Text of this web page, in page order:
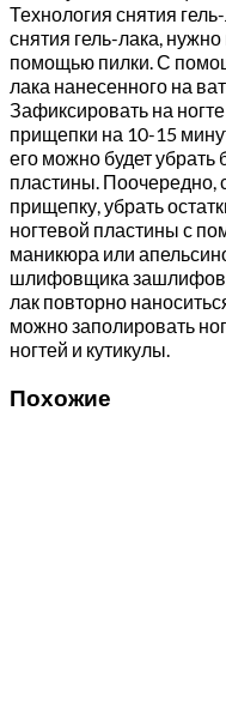
Технология снятия
снятия гель-лака,
помощью пилки. С
лака нанесенного на
Зафиксировать на
прищепки на 10-15
его можно будет убрать
пластины. Поочередно,
прищепку, убрать
ногтевой пластины с
маникюра или
шлифовщика
лак повторно
можно заполировать
ногтей и кутикулы.
Похожие